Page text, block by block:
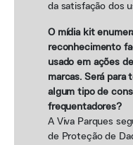
da satisfação dos
O mídia kit
reconhecimento
usado em ações
marcas. Será para
algum tipo de
frequentadores?
A Viva Parques
de Proteção de